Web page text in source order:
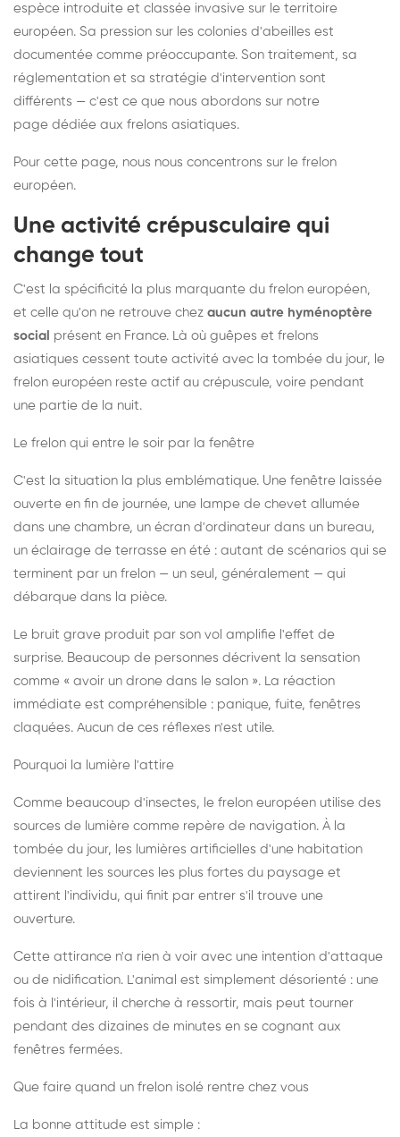
espèce introduite et classée invasive sur le territoire
européen. Sa pression sur les colonies d'abeilles est
documentée comme préoccupante. Son traitement, sa
réglementation et sa stratégie d'intervention sont
différents — c'est ce que nous abordons sur notre
page dédiée aux frelons asiatiques.
Pour cette page, nous nous concentrons sur le frelon
européen.
Une activité crépusculaire qui
change tout
C'est la spécificité la plus marquante du frelon européen,
et celle qu'on ne retrouve chez aucun autre hyménoptère
social présent en France. Là où guêpes et frelons
asiatiques cessent toute activité avec la tombée du jour, le
frelon européen reste actif au crépuscule, voire pendant
une partie de la nuit.
Le frelon qui entre le soir par la fenêtre
C'est la situation la plus emblématique. Une fenêtre laissée
ouverte en fin de journée, une lampe de chevet allumée
dans une chambre, un écran d'ordinateur dans un bureau,
un éclairage de terrasse en été : autant de scénarios qui se
terminent par un frelon — un seul, généralement — qui
débarque dans la pièce.
Le bruit grave produit par son vol amplifie l'effet de
surprise. Beaucoup de personnes décrivent la sensation
comme « avoir un drone dans le salon ». La réaction
immédiate est compréhensible : panique, fuite, fenêtres
claquées. Aucun de ces réflexes n'est utile.
Pourquoi la lumière l'attire
Comme beaucoup d'insectes, le frelon européen utilise des
sources de lumière comme repère de navigation. À la
tombée du jour, les lumières artificielles d'une habitation
deviennent les sources les plus fortes du paysage et
attirent l'individu, qui finit par entrer s'il trouve une
ouverture.
Cette attirance n'a rien à voir avec une intention d'attaque
ou de nidification. L'animal est simplement désorienté : une
fois à l'intérieur, il cherche à ressortir, mais peut tourner
pendant des dizaines de minutes en se cognant aux
fenêtres fermées.
Que faire quand un frelon isolé rentre chez vous
La bonne attitude est simple :